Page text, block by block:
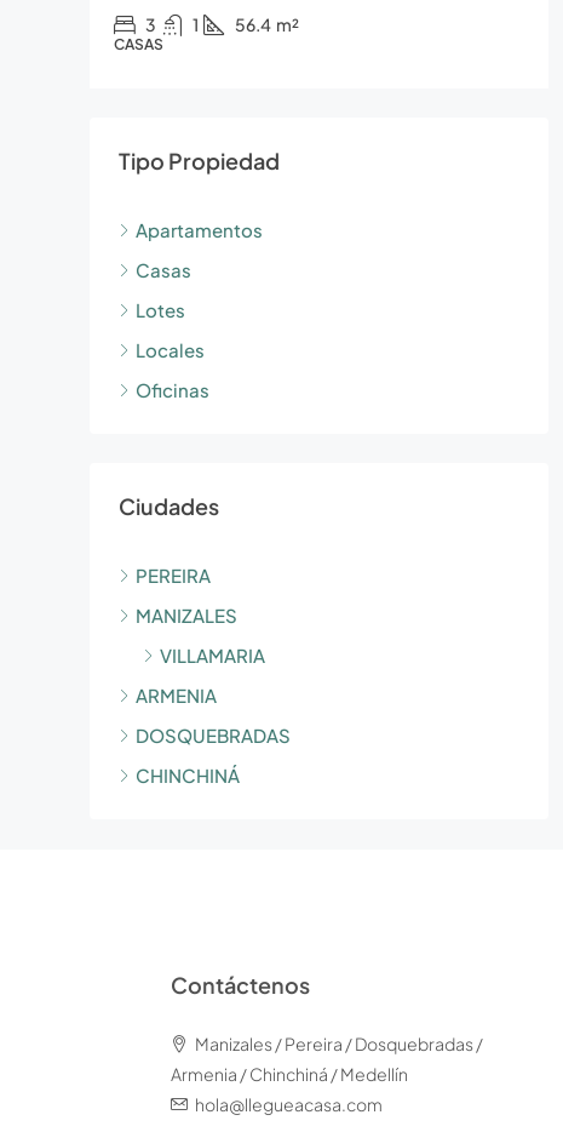
3 1 56.4 m²
CASAS
Tipo Propiedad
Apartamentos
Casas
Lotes
Locales
Oficinas
Ciudades
PEREIRA
MANIZALES
VILLAMARIA
ARMENIA
DOSQUEBRADAS
CHINCHINÁ
Contáctenos
Manizales / Pereira / Dosquebradas /
Armenia / Chinchiná / Medellín
hola@llegueacasa.com